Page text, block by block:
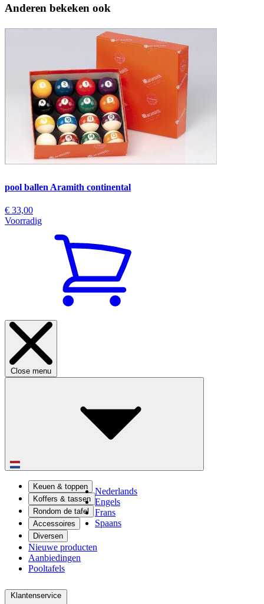
Anderen bekeken ook
pool ballen Aramith continental
€ 33,00
Voorradig
Close menu
Nederlands
Engels
Frans
Spaans
Keuen & toppen
Koffers & tassen
Rondom de tafel
Accessoires
Diversen
Nieuwe producten
Aanbiedingen
Pooltafels
Klantenservice